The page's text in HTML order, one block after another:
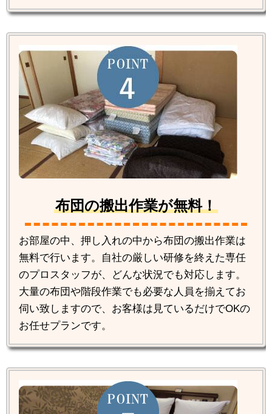
布団の搬出作業が無料！
お部屋の中、押し入れの中から布団の搬出作業は
無料で行います。自社の厳しい研修を終えた専任
のプロスタッフが、どんな状況でも対応します。
大量の布団や階段作業でも必要な人員を揃えてお
伺い致しますので、お客様は見ているだけでOKの
お任せプランです。